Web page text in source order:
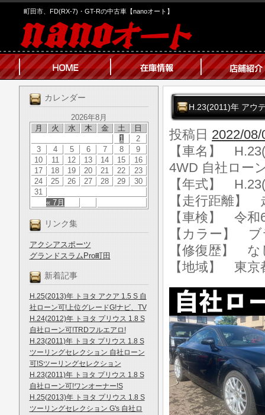
町田市、FD(RX-7)・GT-Rの中古車【nanoオート】
カレンダー
2026年8月
月
火 水 木 金 土 日
« 7月
1
2
3
4 5 6 7 8
9
10
11 12 13 14 15
16
17
18 19 20 21 22
23
24
25 26 27 28 29
30
31
リンク集
アクシアスポーツ
グランドスラムPro町田
新着記事
H.25(2013)年 トヨタ アクア 1.5 S 自
社ローン可!上位グレードG!ナビ、TV
H.24(2012)年 トヨタ プリウス 1.8 S
自社ローン可!TRDフルエアロ!
H.23(2011)年 トヨタ プリウス 1.8 S
ツーリングセレクション 自社ローン
可!Sツーリングセレクション
H.23(2011)年 トヨタ プリウス 1.8 S
自社ローン可!ワンオーナー!S
H.25(2013)年 トヨタ プリウス 1.8 S
ツーリングセレクション G's 自社ロ
H.23(2011)年 アウ
投稿日 2022/08/
【車名】
4WD 自社ロー
【年式】
【走行距離】
【車検】 令和
【カラー】
【修復歴】 な
【地域】 東京